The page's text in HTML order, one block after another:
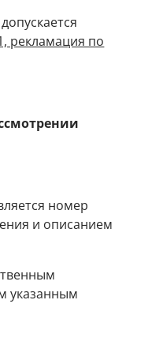
рекламация по
номер
и описанием
указанным